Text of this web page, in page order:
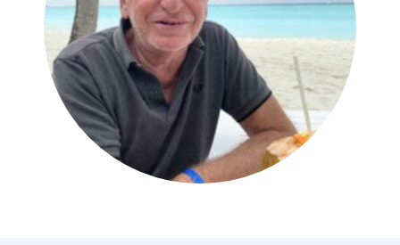
Sportreisen
Städtereisen
Wellness Kurzurlaub
Top Reise Deals
Rhein-Kreuzfahrten
Flusskreuzfahrten Last Minute
Kreuzfahrten Last Minute